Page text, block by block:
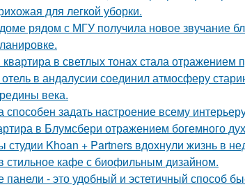
для легкой уборки.
рядом с МГУ получила новое звучание
в светлых тонах стала отражением
в андалусии соединил атмосферу
века.
способен задать настроение всему
в Блумсбери отражением богемного
студии Khoan + Partners вдохнули жизнь в
стильное кафе с биофильным дизайном.
- это удобный и эстетичный способ